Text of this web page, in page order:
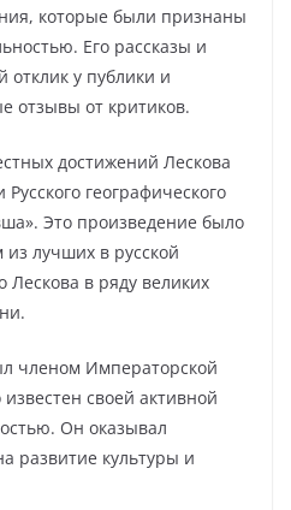
которые были признаны
Его рассказы и
у публики и
отзывы от критиков.
достижений Лескова
географического
Это произведение было
лучших в русской
Лескова в ряду великих
членом Императорской
своей активной
Он оказывал
развитие культуры и